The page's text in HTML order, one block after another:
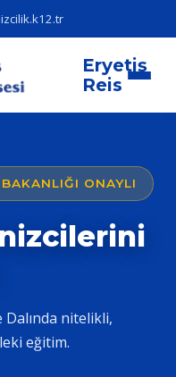
Eryetiş
Reis
ONAYLI
Dalında nitelikli,
eğitim.